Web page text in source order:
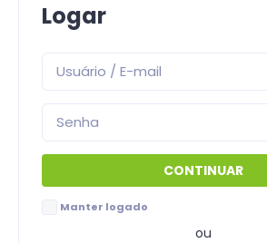
Logar
Manter logado
ou